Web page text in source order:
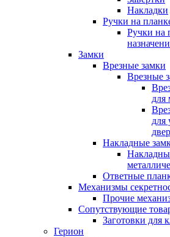
Накладки
Ручки на
Ручки на
Замки
Врезные замки
Врезные
для
для
Накладные
Ответные
Механизмы
Прочие
Сопутствующие
Заготовки для
Герион